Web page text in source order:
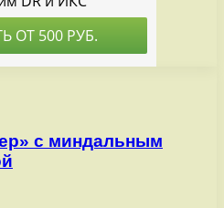
с миндальным